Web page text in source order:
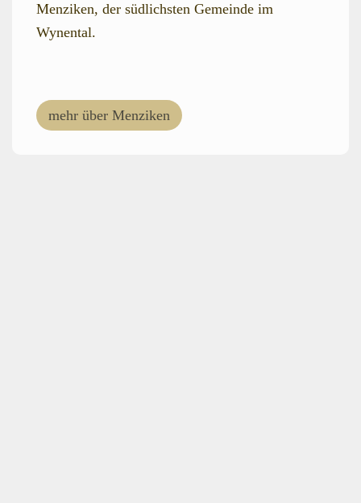
Menziken, der südlichsten Gemeinde im
Wynental.
mehr über Menziken